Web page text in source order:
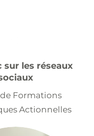
sur les réseaux
Formations
Actionnelles